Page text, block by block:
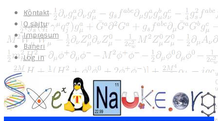
Kontakt
O sajtu
Impresum
Baneri
Log in